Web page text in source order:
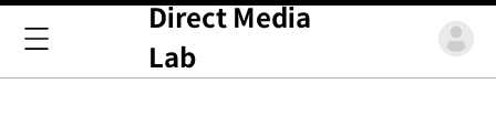
Direct Media
Lab